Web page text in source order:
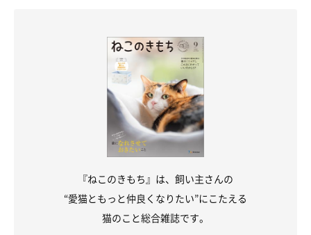
『ねこのきもち』は、飼い主さんの
“愛猫ともっと仲良くなりたい”にこたえる
猫のこと総合雑誌です。